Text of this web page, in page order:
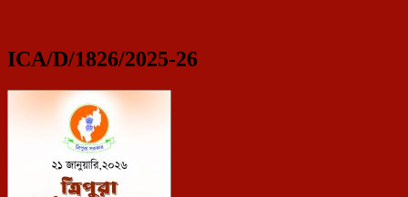
ICA/D/1826/2025-26